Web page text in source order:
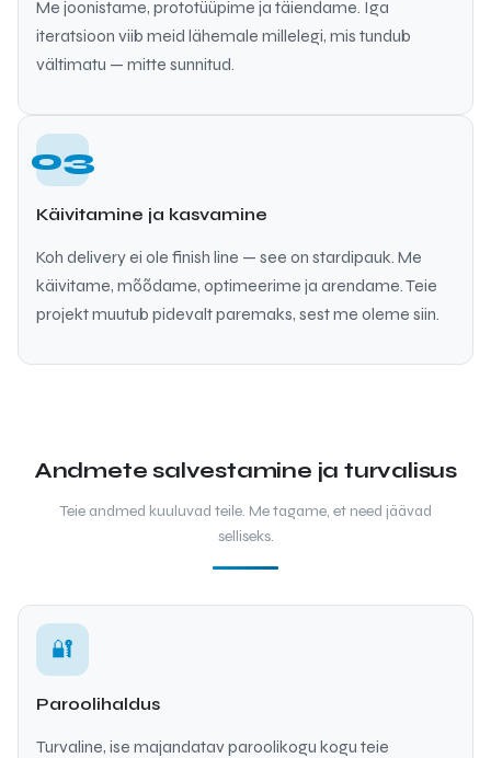
Me joonistame, prototüüpime ja täiendame. Iga
iteratsioon viib meid lähemale millelegi, mis tundub
vältimatu — mitte sunnitud.
03
Käivitamine ja kasvamine
Koh delivery ei ole finish line — see on stardipauk. Me
käivitame, mõõdame, optimeerime ja arendame. Teie
projekt muutub pidevalt paremaks, sest me oleme siin.
Andmete salvestamine ja turvalisus
Teie andmed kuuluvad teile. Me tagame, et need jäävad
selliseks.
🔐
Paroolihaldus
Turvaline, ise majandatav paroolikogu kogu teie